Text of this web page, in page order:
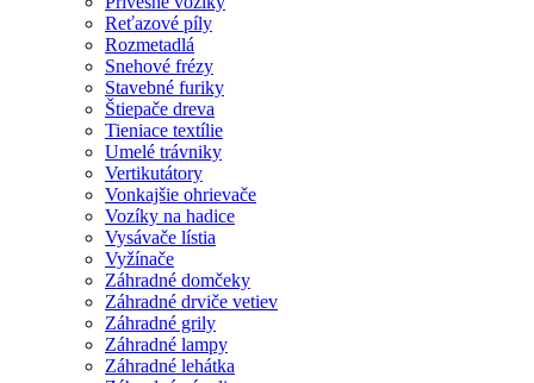
Reťazové píly
Rozmetadlá
Snehové frézy
Stavebné furiky
Štiepače dreva
Tieniace textílie
Umelé trávniky
Vertikutátory
Vonkajšie ohrievače
Vozíky na hadice
Vysávače lístia
Vyžínače
Záhradné domčeky
Záhradné drviče vetiev
Záhradné grily
Záhradné lampy
Záhradné lehátka